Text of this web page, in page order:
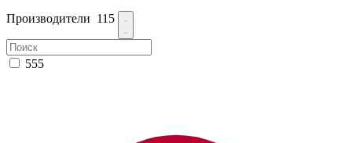
Производители 115
555